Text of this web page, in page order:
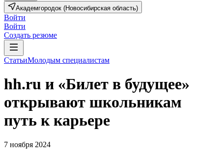
Академгородок (Новосибирская область)
Войти
Войти
Создать резюме
СтатьиМолодым специалистам
hh.ru и «Билет в будущее»
открывают школьникам
путь к карьере
7 ноября 2024